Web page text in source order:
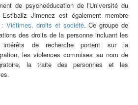
de psychoéducation de l'Université du
Jimenez est également membre
: Victimes, droits et société.Ce groupe de
des droits de la personne incluant les
de recherche portent sur la
les violences commises au nom de
la traite des personnes et les